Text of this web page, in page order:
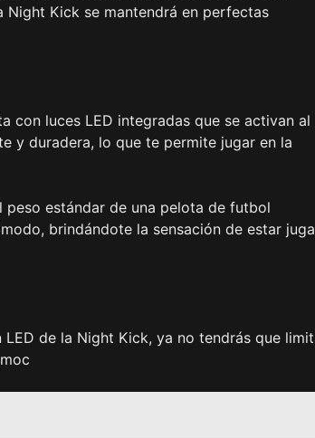
Kick se mantendrá en perfectas
con luces LED integradas que se activan al
y duradera, lo que te permite jugar en la
peso estándar de una pelota de futbol
brindándote la sensación de estar
de la Night Kick, ya no tendrás que